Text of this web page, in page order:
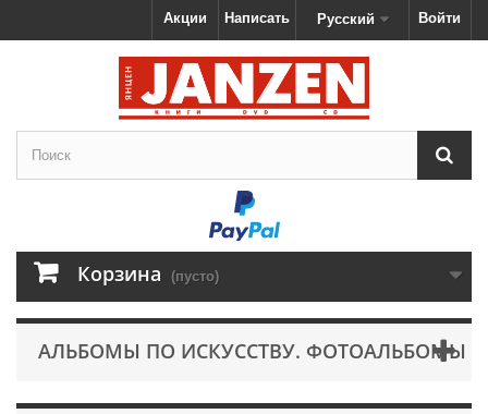
Войти
Русский
Написать
Акции
Корзина (пусто)
АЛЬБОМЫ ПО ИСКУССТВУ. ФОТОАЛЬБОМЫ